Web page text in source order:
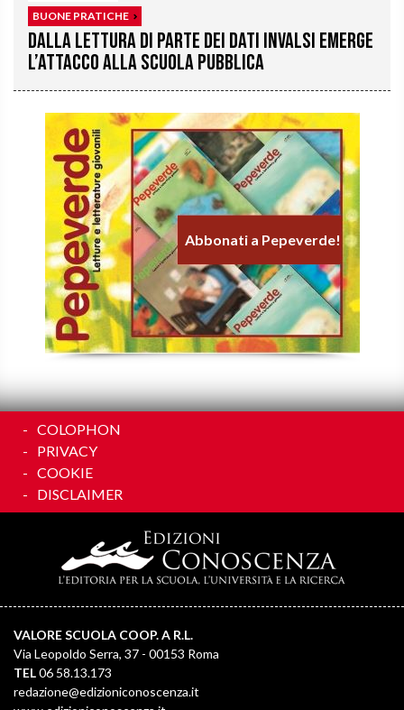
BUONE PRATICHE
Dalla lettura di parte dei dati Invalsi emerge
l’attacco alla scuola pubblica
Abbonati a Pepeverde!
COLOPHON
PRIVACY
COOKIE
DISCLAIMER
VALORE SCUOLA COOP. A R.L.
Via Leopoldo Serra, 37 - 00153 Roma
TEL06 58.13.173
redazione@edizioniconoscenza.it